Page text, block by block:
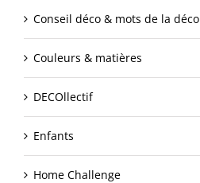
Conseil déco & mots de la déco
Couleurs & matières
DECOllectif
Enfants
Home Challenge